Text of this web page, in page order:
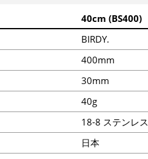
40cm (BS400)
BIRDY.
400mm
30mm
40g
18-8 ステンレス
日本